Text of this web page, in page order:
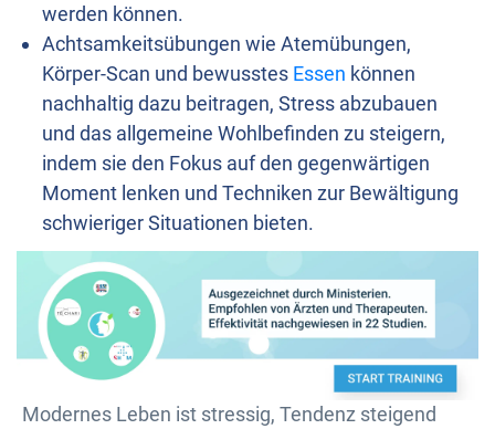
werden können.
Achtsamkeitsübungen wie Atemübungen,
Körper-Scan und bewusstes Essen können
nachhaltig dazu beitragen, Stress abzubauen
und das allgemeine Wohlbefinden zu steigern,
indem sie den Fokus auf den gegenwärtigen
Moment lenken und Techniken zur Bewältigung
schwieriger Situationen bieten.
Modernes Leben ist stressig, Tendenz steigend